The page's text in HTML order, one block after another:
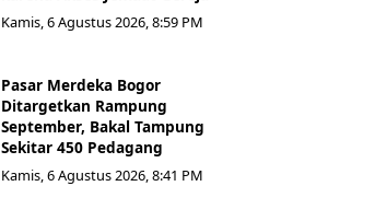
Kamis, 6 Agustus 2026, 8:59 PM
Pasar Merdeka Bogor
Ditargetkan Rampung
September, Bakal Tampung
Sekitar 450 Pedagang
Kamis, 6 Agustus 2026, 8:41 PM